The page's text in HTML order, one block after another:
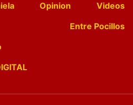
Opinion
Videos
Entre Pocillos